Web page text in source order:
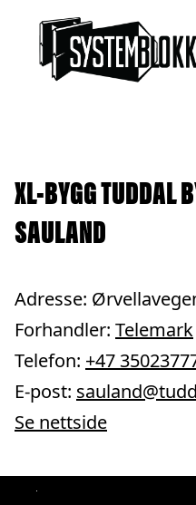
XL-BYGG TUDDAL
SAULAND
Adresse:
Forhandler: Telemark
Telefon: +47
E-post:
Se nettside